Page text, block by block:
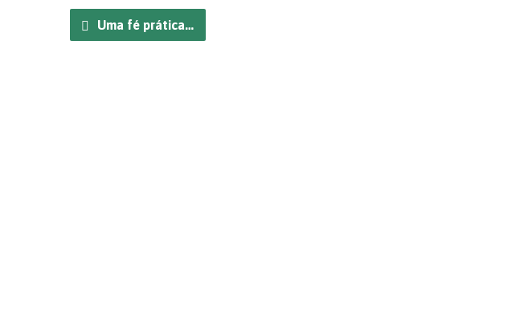
Uma fé prática…